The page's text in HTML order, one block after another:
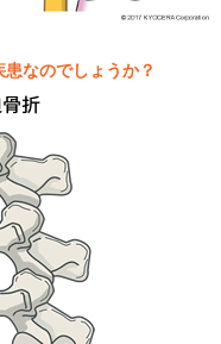
なのでしょうか？